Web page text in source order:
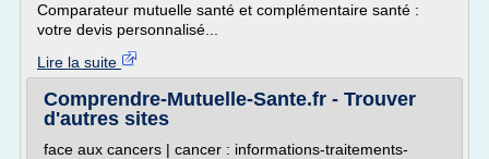
Comparateur mutuelle santé et complémentaire santé :
votre devis personnalisé...
Lire la suite
Comprendre-Mutuelle-Sante.fr - Trouver
d'autres sites
face aux cancers | cancer : informations-traitements-